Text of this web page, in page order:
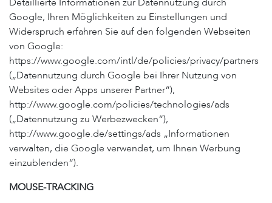
Google, Ihren Möglichkeiten zu Einstellungen und
Widerspruch erfahren Sie auf den folgenden Webseiten
von Google:
https://www.google.com/intl/de/policies/privacy/partners
(„Datennutzung durch Google bei Ihrer Nutzung von
Websites oder Apps unserer Partner“),
http://www.google.com/policies/technologies/ads
(„Datennutzung zu Werbezwecken“),
http://www.google.de/settings/ads „Informationen
verwalten, die Google verwendet, um Ihnen Werbung
einzublenden“).
MOUSE-TRACKING